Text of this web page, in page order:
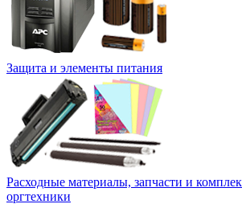
Защита и элементы питания
Расходные материалы, запчасти и
оргтехники